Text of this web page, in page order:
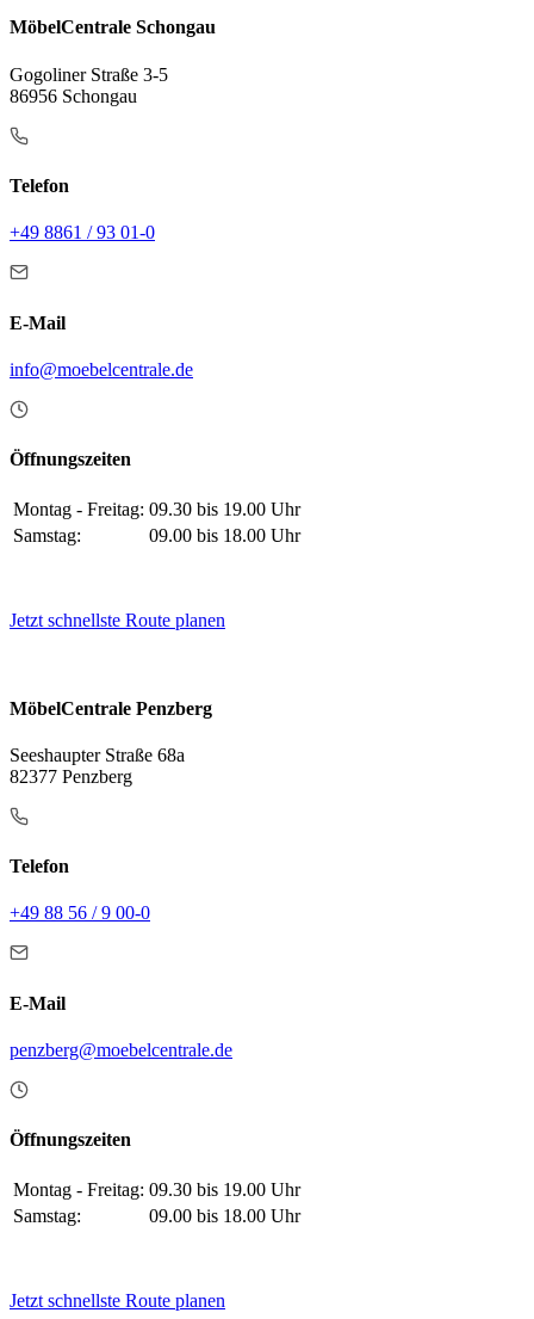
MöbelCentrale Schongau
Gogoliner Straße 3-5
86956 Schongau
Telefon
+49 8861 / 93 01-0
E-Mail
info@moebelcentrale.de
Öffnungszeiten
Montag - Freitag: 09.30 bis 19.00 Uhr
Samstag:
09.00 bis 18.00 Uhr
Jetzt schnellste Route planen
MöbelCentrale Penzberg
Seeshaupter Straße 68a
82377 Penzberg
Telefon
+49 88 56 / 9 00-0
E-Mail
penzberg@moebelcentrale.de
Öffnungszeiten
Montag - Freitag: 09.30 bis 19.00 Uhr
Samstag:
09.00 bis 18.00 Uhr
Jetzt schnellste Route planen